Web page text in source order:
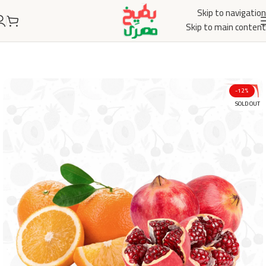
Skip to navigation
Skip to main content
-12%
SOLD OUT